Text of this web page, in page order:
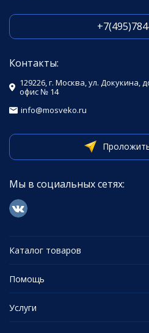
Контакты:
129226, г. Москва, ул. Докукина,
офис № 14
info@mosveko.ru
Мы в социальных сетях:
Каталог товаров
Помощь
Услуги